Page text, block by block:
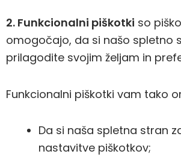
2. Funkcionalni piškotki so
omogočajo, da si našo spletno
prilagodite svojim željam in
Funkcionalni piškotki vam tako
Da si naša spletna stran
nastavitve piškotkov;